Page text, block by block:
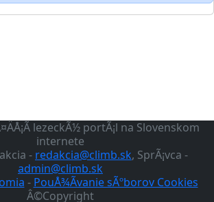
lezeckÃ½ portÃ¡l na Slovenskom
internete
- redakcia@climb.sk, SprÃ¡vca -
admin@climb.sk
- PouÅ¾Ã­vanie sÃºborov Cookies
Â©Copyright